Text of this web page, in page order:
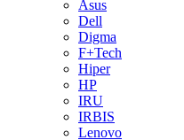
Asus
Dell
Digma
F+Tech
Hiper
HP
IRU
IRBIS
Lenovo